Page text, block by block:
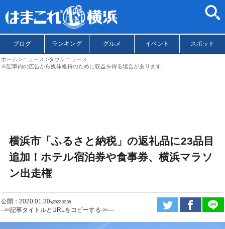
ブログ ランキング グルメ イベント スポット
ホーム ニュース
タウンニュース
※記事内の広告から媒体維持のために収益を得る場合があります
横浜市「ふるさと納税」の返礼品に23品目
追加！ホテル宿泊券や食事券、横浜マラソ
ン出走権
公開：2020.01.30ಇ2022.02.08
--✄記事タイトルとURLをコピーする-✄—